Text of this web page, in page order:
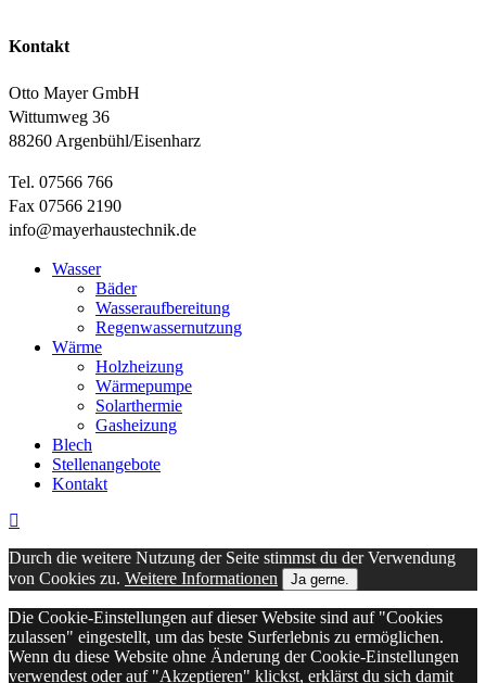
Kontakt
Otto Mayer GmbH
Wittumweg 36
88260 Argenbühl/Eisenharz
Tel. 07566 766
Fax 07566 2190
info@mayerhaustechnik.de
Close
Wasser
Bäder
Wasseraufbereitung
Regenwassernutzung
Wärme
Holzheizung
Wärmepumpe
Solarthermie
Gasheizung
Blech
Stellenangebote
Kontakt
Durch die weitere Nutzung der Seite stimmst du der Verwendung
von Cookies zu. Weitere Informationen Ja gerne.
Die Cookie-Einstellungen auf dieser Website sind auf "Cookies
zulassen" eingestellt, um das beste Surferlebnis zu ermöglichen.
Wenn du diese Website ohne Änderung der Cookie-Einstellungen
verwendest oder auf "Akzeptieren" klickst, erklärst du sich damit